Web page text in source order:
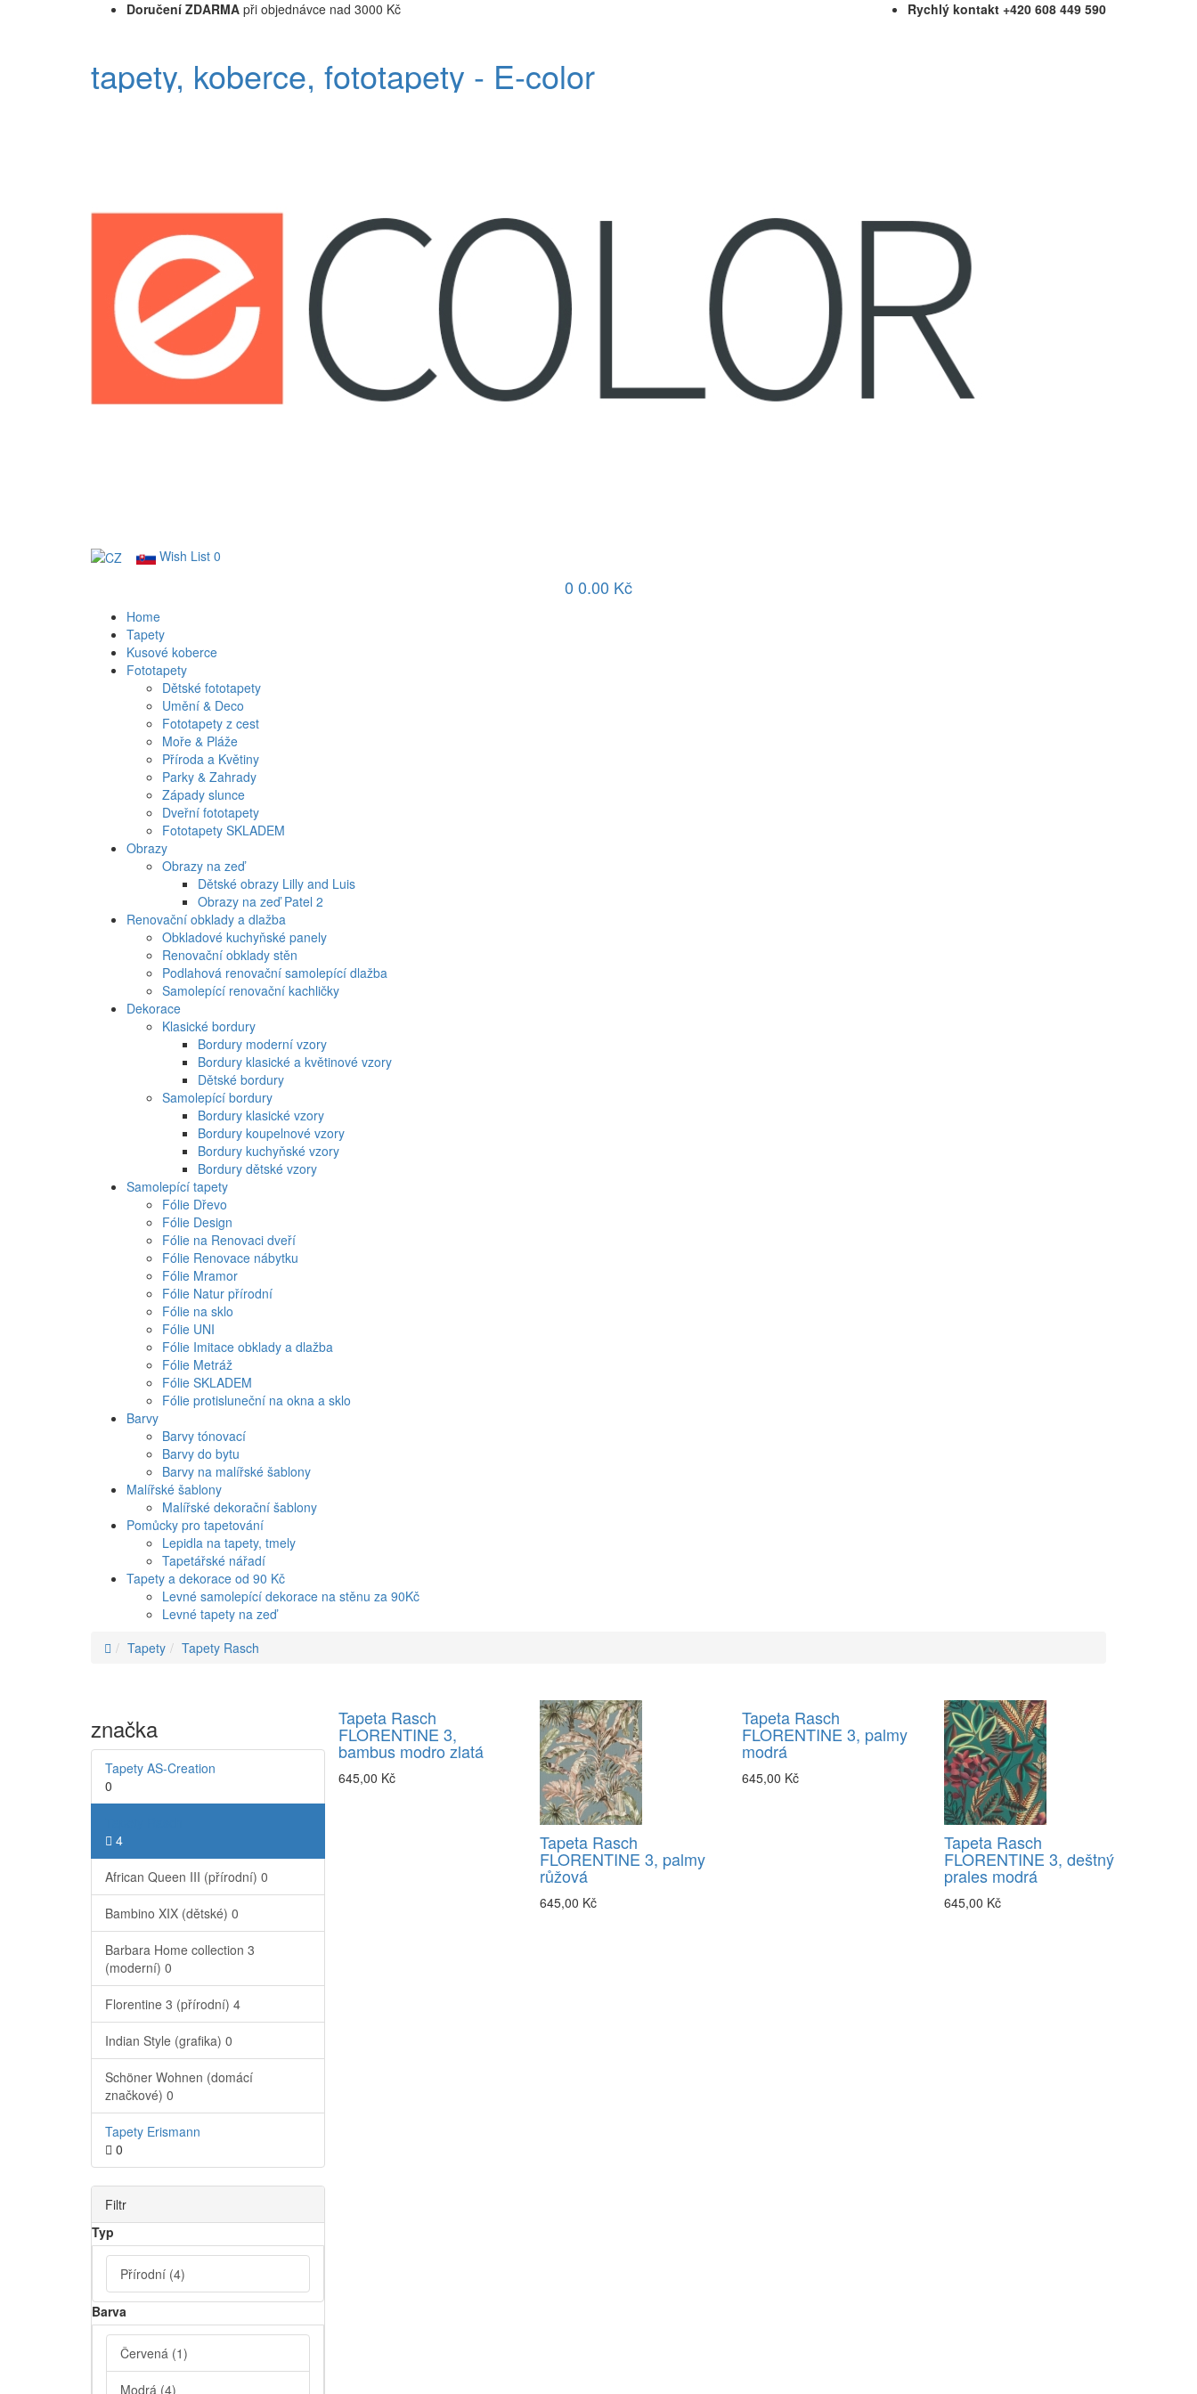
Doručení ZDARMA při objednávce nad 3000 Kč Rychlý kontakt +420 608 449 590
tapety, koberce, fototapety - E-color
Wish List 0
0 0.00 Kč
Home
Tapety
Kusové koberce
Fototapety
Dětské fototapety
Umění & Deco
Fototapety z cest
Moře & Pláže
Příroda a Květiny
Parky & Zahrady
Západy slunce
Dveřní fototapety
Fototapety SKLADEM
Obrazy
Obrazy na zeď
Dětské obrazy Lilly and Luis
Obrazy na zeď Patel 2
Renovační obklady a dlažba
Obkladové kuchyňské panely
Renovační obklady stěn
Podlahová renovační samolepící dlažba
Samolepící renovační kachličky
Dekorace
Klasické bordury
Bordury moderní vzory
Bordury klasické a květinové vzory
Dětské bordury
Samolepící bordury
Bordury klasické vzory
Bordury koupelnové vzory
Bordury kuchyňské vzory
Bordury dětské vzory
Samolepící tapety
Fólie Dřevo
Fólie Design
Fólie na Renovaci dveří
Fólie Renovace nábytku
Fólie Mramor
Fólie Natur přírodní
Fólie na sklo
Fólie UNI
Fólie Imitace obklady a dlažba
Fólie Metráž
Fólie SKLADEM
Fólie protisluneční na okna a sklo
Barvy
Barvy tónovací
Barvy do bytu
Barvy na malířské šablony
Malířské šablony
Malířské dekorační šablony
Pomůcky pro tapetování
Lepidla na tapety, tmely
Tapetářské nářadí
Tapety a dekorace od 90 Kč
Levné samolepící dekorace na stěnu za 90Kč
Levné tapety na zeď
Tapety
Tapety Rasch
značka
Tapety AS-Creation
0
4
African Queen III (přírodní) 0
Bambino XIX (dětské) 0
Barbara Home collection 3
(moderní) 0
Florentine 3 (přírodní) 4
Indian Style (grafika) 0
Schöner Wohnen (domácí
značkové) 0
Tapety Erismann
0
Filtr
Typ
Přírodní (4)
Barva
Červená (1)
Modrá (4)
Tapeta Rasch
FLORENTINE 3,
bambus modro zlatá
645,00 Kč
Tapeta Rasch
FLORENTINE 3, palmy
růžová
645,00 Kč
Tapeta Rasch
FLORENTINE 3, palmy
modrá
645,00 Kč
Tapeta Rasch
FLORENTINE 3, deštný
prales modrá
645,00 Kč